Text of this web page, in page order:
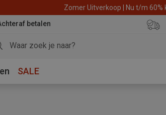
Zomer Uitverkoop | Nu t/m 60%
betalen
SALE